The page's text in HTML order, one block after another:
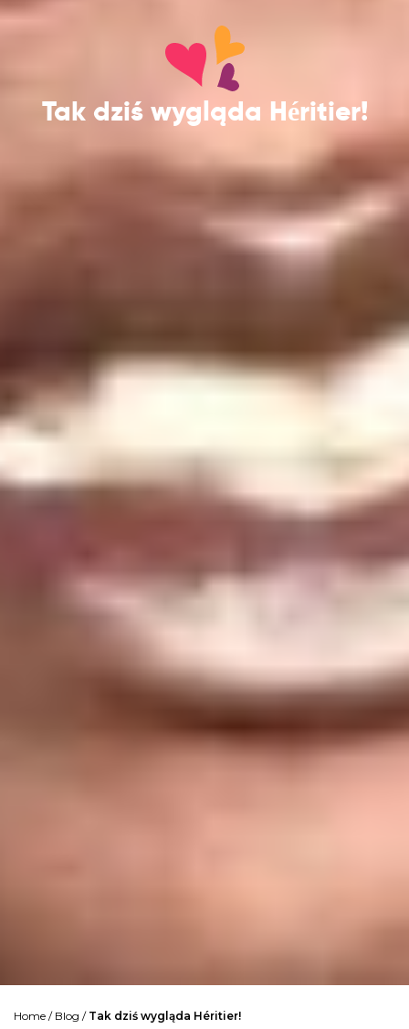
Tak dziś wygląda Héritier!
Home / Blog / Tak dziś wygląda Héritier!